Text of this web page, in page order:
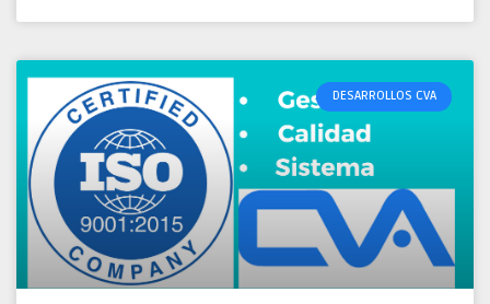
DESARROLLOS CVA